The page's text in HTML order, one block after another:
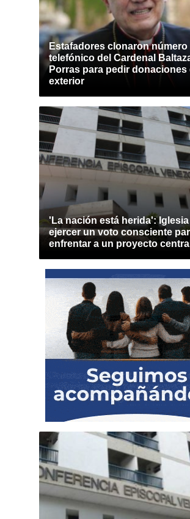
Estafadores clonaron número
telefónico del Cardenal
Porras para pedir donaciones
exterior
'La nación está herida': Iglesia
ejercer un voto consciente
enfrentar a un proyecto